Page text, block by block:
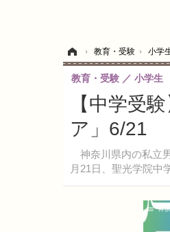
› 教育・受験 › 小学
【中学受
ア」6/21
神奈川県内の私立
月21日、聖光学院中
教育・受験 小学生